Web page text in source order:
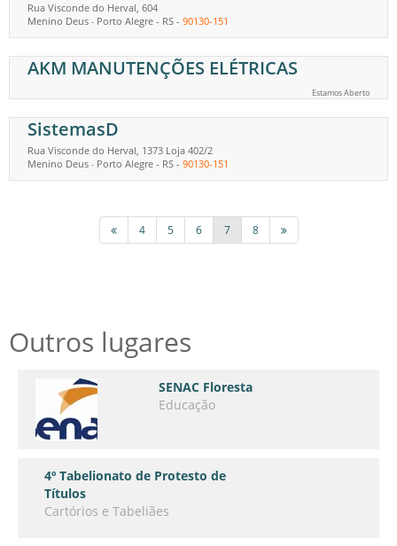
Rua Visconde do Herval, 604
Menino Deus - Porto Alegre - RS - 90130-151
AKM MANUTENÇÕES ELÉTRICAS
Estamos Aberto
SistemasD
Rua Visconde do Herval, 1373 Loja 402/2
Menino Deus - Porto Alegre - RS - 90130-151
4 5 6 7 8
Outros lugares
SENAC Floresta
Educação
4º Tabelionato de Protesto de
Títulos
Cartórios e Tabeliães